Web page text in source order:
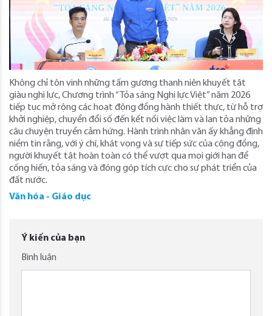
Không chỉ tôn vinh những tấm gương thanh niên khuyết tật
giàu nghị lực, Chương trình “Tỏa sáng Nghị lực Việt” năm 2026
tiếp tục mở rộng các hoạt động đồng hành thiết thực, từ hỗ trợ
khởi nghiệp, chuyển đổi số đến kết nối việc làm và lan tỏa những
câu chuyện truyền cảm hứng. Hành trình nhân văn ấy khẳng định
niềm tin rằng, với ý chí, khát vọng và sự tiếp sức của cộng đồng,
người khuyết tật hoàn toàn có thể vượt qua mọi giới hạn để
cống hiến, tỏa sáng và đóng góp tích cực cho sự phát triển của
đất nước.
Văn hóa - Giáo dục
Ý kiến của bạn
Bình luận